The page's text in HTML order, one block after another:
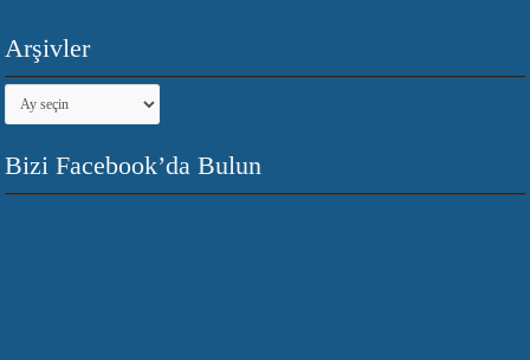
Arşivler
Arşivler
Bizi Facebook’da Bulun